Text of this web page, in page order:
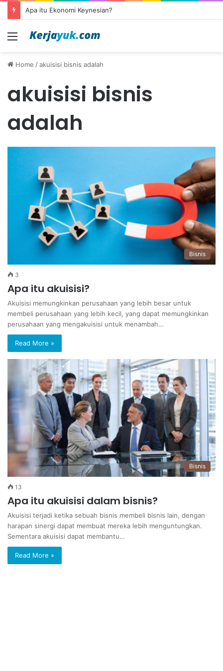
Apa itu Ekonomi Keynesian?
Menu
Home /akuisisi bisnis adalah
akuisisi bisnis
adalah
Bisnis
3
Apa itu akuisisi?
Akuisisi memungkinkan perusahaan yang lebih besar untuk
membeli perusahaan yang lebih kecil, yang dapat memungkinkan
perusahaan yang mengakuisisi untuk menambah…
Read More »
Bisnis
13
Apa itu akuisisi dalam bisnis?
Akuisisi terjadi ketika sebuah bisnis membeli bisnis lain, dengan
harapan sinergi dapat membuat mereka lebih menguntungkan.
Sementara akuisisi dapat membantu…
Read More »